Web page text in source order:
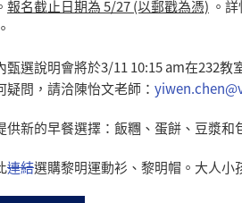
報名截止日期為 5/27 (以郵戳為憑) 。
甄選說明會將於3/11 10:15 am在232
問，請洽陳怡文老師：
供新的早餐選擇：飯糰、蛋餅、豆漿和
連結選購黎明運動衫、黎明帽。大人小